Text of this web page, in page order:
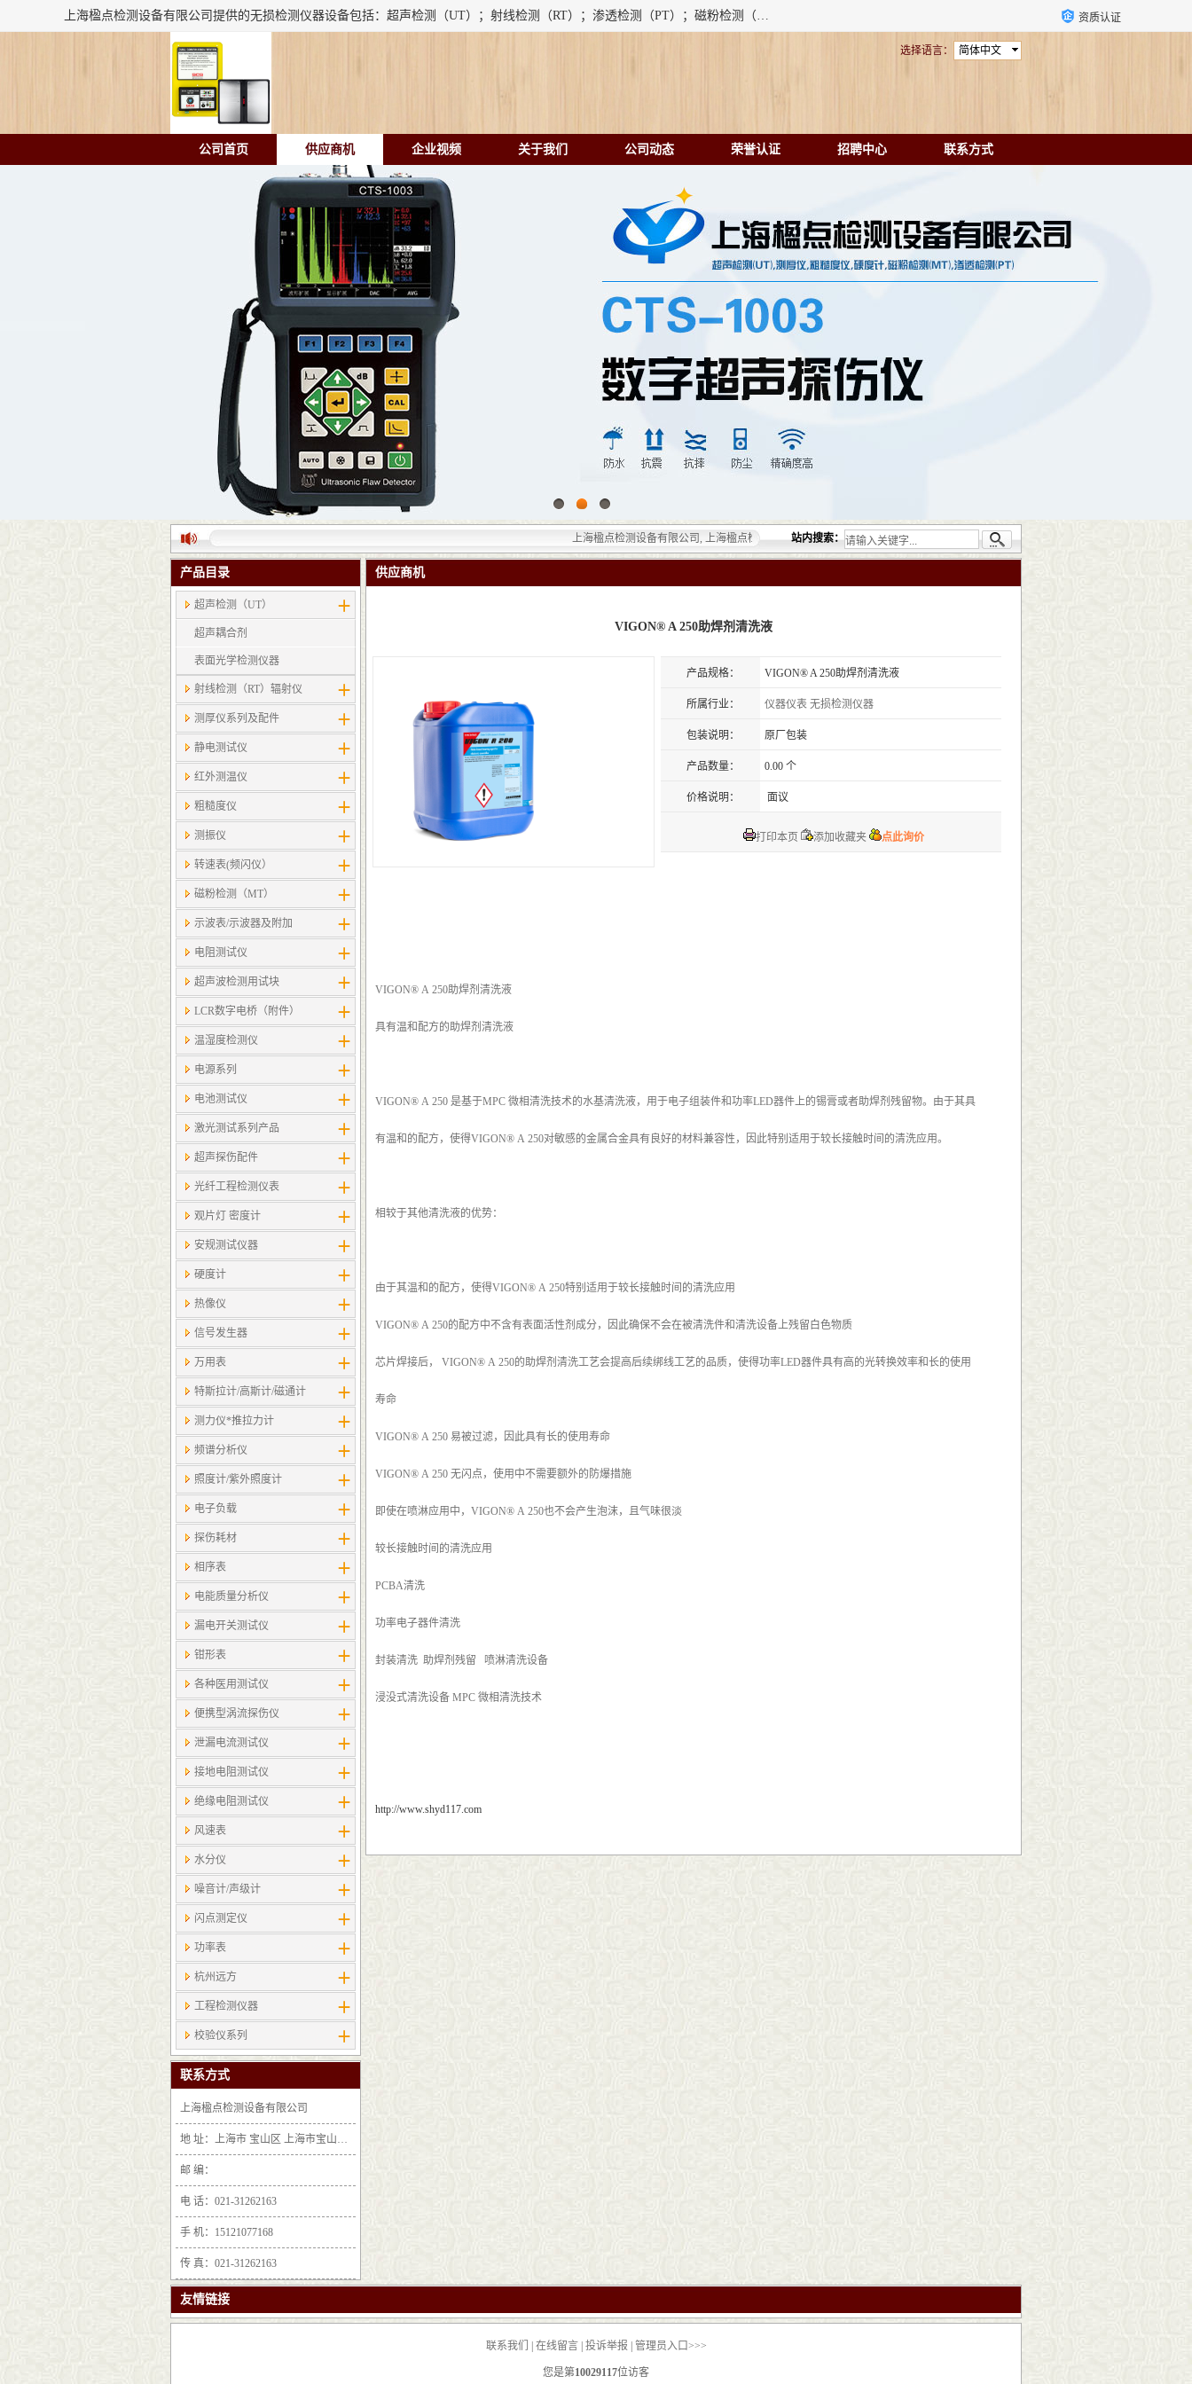
上海楹点检测设备有限公司提供的无损检测仪器设备包括：超声检测（UT）；射线检测（RT）；渗透检测（PT）；磁粉检测（MT）；涡流检测（ET）；化学用品（CH）、超声波相控阵、超声波测厚仪、超声导波、超声TOFD探伤仪、超声波探头、涡流探伤仪、涡流探头、涡流阵列、磁粉探伤机。代理以下品牌：汕超、美国GE(德国KK）、奥林巴斯（Olympus NDT）、美国磁通（Magnaflux）、DAKOTA等； 资质认证
简体中文
选择语言：
公司首页 供应商机 企业视频 关于我们 公司动态 荣誉认证 招聘中心 联系方式
上海楹点检测设备有限公司, 上海楹点检测设备有限公司提供的无损检测仪器设备包括：超声检测（UT）；射线检测（RT）；渗透检
站内搜索：
产品目录
超声检测（UT）
超声耦合剂
表面光学检测仪器
射线检测（RT）辐射仪
测厚仪系列及配件
静电测试仪
红外测温仪
粗糙度仪
测振仪
转速表(频闪仪）
磁粉检测（MT）
示波表/示波器及附加
电阻测试仪
超声波检测用试块
LCR数字电桥（附件）
温湿度检测仪
电源系列
电池测试仪
激光测试系列产品
超声探伤配件
光纤工程检测仪表
观片灯 密度计
安规测试仪器
硬度计
热像仪
信号发生器
万用表
特斯拉计/高斯计​/磁通计
测力仪*推拉力计
频谱分析仪
照度计/紫外照度计
电子负载
探伤耗材
相序表
电能质量分析仪
漏电开关测试仪
钳形表
各种医用测试仪
便携型涡流探伤仪
泄漏电流测试仪
接地电阻测试仪
绝缘电阻测试仪
风速表
水分仪
噪音计/声级计
闪点测定仪
功率表
杭州远方
工程检测仪器
校验仪系列
联系方式
上海楹点检测设备有限公司
地 址：上海市 宝山区 上海市宝山区沪太路6397号1-2层F25区1011室
邮 编：
电 话：021-31262163
手 机：15121077168
传 真：021-31262163
供应商机
VIGON® A 250助焊剂清洗液
产品规格： VIGON® A 250助焊剂清洗液
所属行业： 仪器仪表 无损检测仪器
包装说明： 原厂包装
产品数量： 0.00 个
价格说明： 面议
打印本页 添加收藏夹 点此询价
VIGON® A 250助焊剂清洗液
具有温和配方的助焊剂清洗液
VIGON® A 250 是基于MPC 微相清洗技术的水基清洗液，用于电子组装件和功率LED器件上的锡膏或者助焊剂残留物。由于其具
有温和的配方，使得VIGON® A 250对敏感的金属合金具有良好的材料兼容性，因此特别适用于较长接触时间的清洗应用。
相较于其他清洗液的优势：
由于其温和的配方，使得VIGON® A 250特别适用于较长接触时间的清洗应用
VIGON® A 250的配方中不含有表面活性剂成分，因此确保不会在被清洗件和清洗设备上残留白色物质
芯片焊接后， VIGON® A 250的助焊剂清洗工艺会提高后续绑线工艺的品质，使得功率LED器件具有高的光转换效率和长的使用
寿命
VIGON® A 250 易被过滤，因此具有长的使用寿命
VIGON® A 250 无闪点，使用中不需要额外的防爆措施
即使在喷淋应用中，VIGON® A 250也不会产生泡沫，且气味很淡
较长接触时间的清洗应用
PCBA清洗
功率电子器件清洗
封装清洗 助焊剂残留 喷淋清洗设备
浸没式清洗设备 MPC 微相清洗技术
http://www.shyd117.com
友情链接
联系我们 在线留言| 投诉举报 管理员入口>>>
您是第10029117位访客